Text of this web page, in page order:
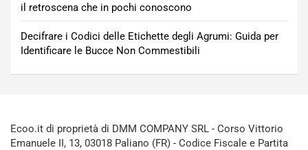
il retroscena che in pochi conoscono
Decifrare i Codici delle Etichette degli Agrumi: Guida per
Identificare le Bucce Non Commestibili
Ecoo.it di proprietà di DMM COMPANY SRL - Corso Vittorio
Emanuele II, 13, 03018 Paliano (FR) - Codice Fiscale e Partita